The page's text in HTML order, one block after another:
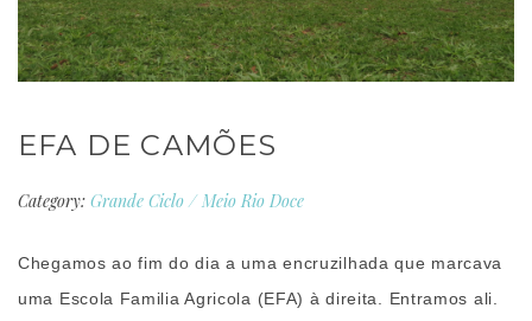
EFA DE CAMÕES
Category: Grande Ciclo / Meio Rio Doce
Chegamos ao fim do dia a uma encruzilhada que marcava
uma Escola Familia Agricola (EFA) à direita. Entramos ali.